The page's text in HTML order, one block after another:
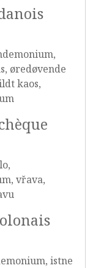
øredøvende
kaos,
vřava,
istne